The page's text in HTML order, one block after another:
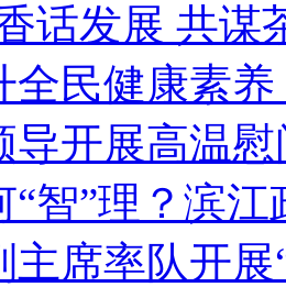
话发展 共
全民健康素
导开展高温
“智”理？滨
主席率队开